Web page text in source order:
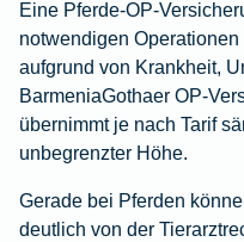
Eine Pferde-OP-
notwendigen
aufgrund von Krankheit,
BarmeniaGothaer OP-
übernimmt je nach Tarif
unbegrenzter Höhe.
Gerade bei Pferden
deutlich von der